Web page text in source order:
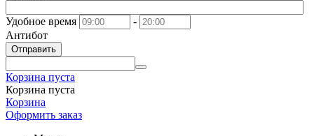
Удобное время
-
Антибот
Отправить
Корзина пуста
Корзина пуста
Корзина
Оформить заказ